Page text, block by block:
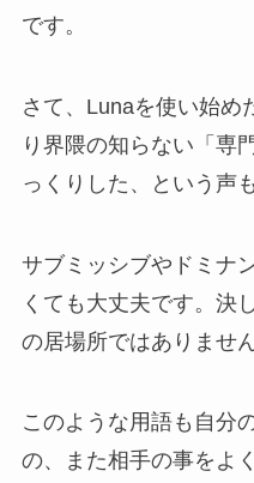
です。
さて、Lunaを使い始め
り界隈の知らない「専
っくりした、という声
サブミッシブやドミナ
くても大丈夫です。決
の居場所ではありません
このような用語も自分
の、また相手の事をよ